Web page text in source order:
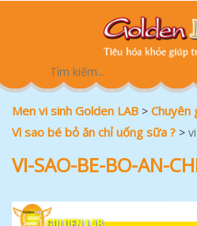
Men vi sinh Golden LAB > Chuyên
Vì sao bé bỏ ăn chỉ uống sữa ? >
VI-SAO-BE-BO-AN-